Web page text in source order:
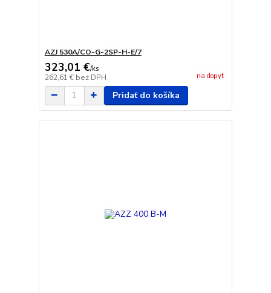
AZJ 530A/CO-G-2SP-H-E/7
323,01 €/ks
262,61 € bez DPH na dopyt
Pridať do košíka